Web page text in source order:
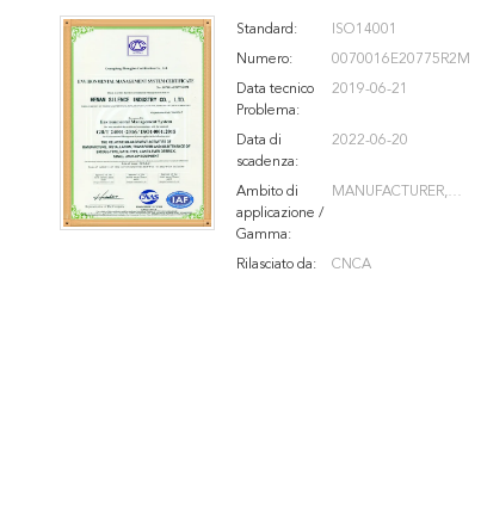
Standard: ISO14001
Numero: 0070016E20775R2M
Data tecnico
Problema:
2019-06-21
Data di
scadenza:
2022-06-20
Ambito di
applicazione /
Gamma:
MANUFACTURER,
Rilasciato da:
CNCA